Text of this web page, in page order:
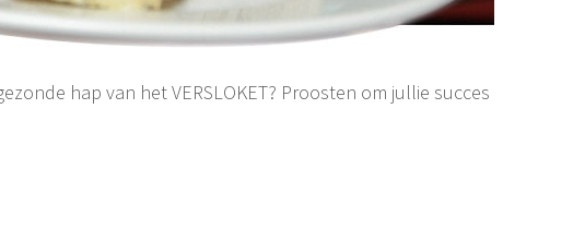
hap van het VERSLOKET? Proosten om jullie succes